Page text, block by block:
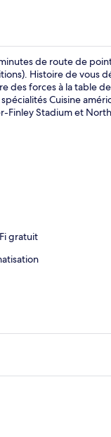
de route de
Histoire de vous
des forces à la table
Cuisine
Stadium et
gratuit